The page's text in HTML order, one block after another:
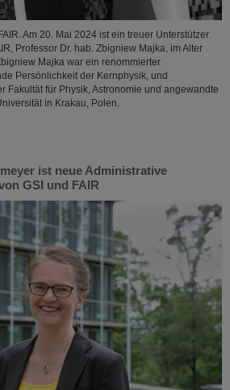
Am 20. Mai 2024 ist ein treuer Unterstützer
Professor Dr. hab. Zbigniew Majka, im Alter
Majka war ein renommierter
Persönlichkeit der Kernphysik, und
Fakultät für Physik, Astronomie und angewandte
in Krakau, Polen.
ist neue Administrative
GSI und FAIR